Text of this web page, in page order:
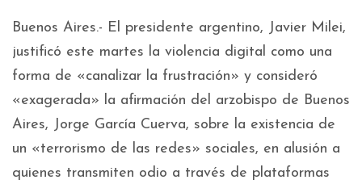
Buenos Aires.- El presidente argentino, Javier Milei,
justificó este martes la violencia digital como una
forma de «canalizar la frustración» y consideró
«exagerada» la afirmación del arzobispo de Buenos
Aires, Jorge García Cuerva, sobre la existencia de
un «terrorismo de las redes» sociales, en alusión a
quienes transmiten odio a través de plataformas